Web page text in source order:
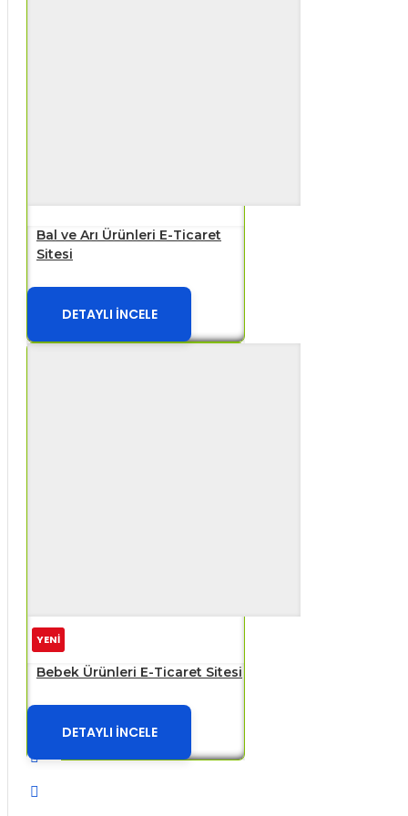
Bal ve Arı Ürünleri E-Ticaret
Sitesi
DETAYLI İNCELE
YENİ
Bebek Ürünleri E-Ticaret Sitesi
DETAYLI İNCELE